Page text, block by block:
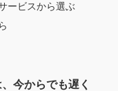
ービスから選ぶ
今からでも遅く